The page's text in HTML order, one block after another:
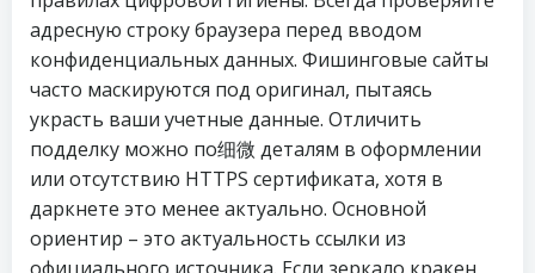
адресную строку браузера перед вводом
конфиденциальных данных. Фишинговые сайты
часто маскируются под оригинал, пытаясь
украсть ваши учетные данные. Отличить
подделку можно по细微 деталям в оформлении
или отсутствию HTTPS сертификата, хотя в
даркнете это менее актуально. Основной
ориентир – это актуальность ссылки из